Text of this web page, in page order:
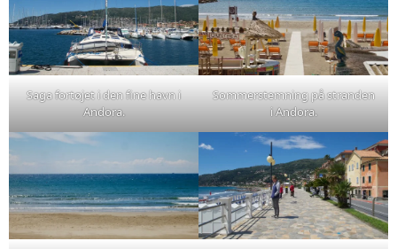
Saga fortøjet i den fine havn i
Andora.
Sommerstemning på stranden
i Andora.